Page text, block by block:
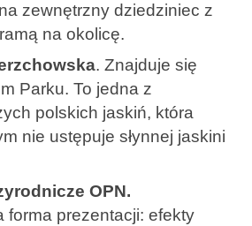
zewnętrzny dziedziniec z
na okolicę.
. Znajduje się
Parku. To jedna z
polskich jaskiń, która
nie ustępuje słynnej jaskini
OPN.
forma prezentacji: efekty